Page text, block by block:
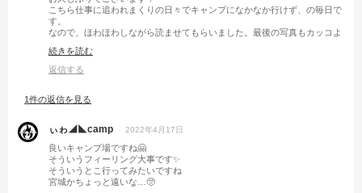
こちら仕事に追われまくりの日々でキャンプになかなか行けず、の毎日で
す。
なので、ほわほわしながら読ませてもらいました。最後の写真もカッコよ
ますますキャンプに行きたくなって困ってしまったけどw
続きを読む
返信する
1件の返信を見る
ぃゎ◢◣camp 2022年4月17日
良いキャンプ場ですね🤗
そういうフィーリング大事です✨
そういうとこ行ってみたいですね
宮城かちょっと遠いな…🥺